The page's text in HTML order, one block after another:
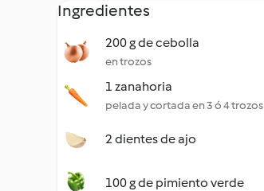
Ingredientes
200 g de cebolla
en trozos
1 zanahoria
pelada y cortada en 3 ó 4 trozos
2 dientes de ajo
100 g de pimiento verde